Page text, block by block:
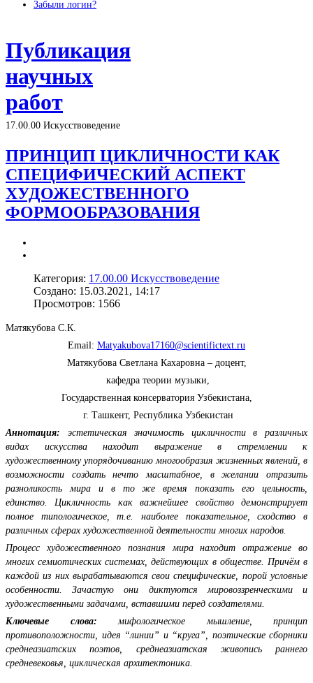
Забыли логин?
Публикация
научных
работ
17.00.00 Искусствоведение
ПРИНЦИП ЦИКЛИЧНОСТИ КАК
СПЕЦИФИЧЕСКИЙ АСПЕКТ
ХУДОЖЕСТВЕННОГО
ФОРМООБРАЗОВАНИЯ
Категория: 17.00.00 Искусствоведение
Создано: 15.03.2021, 14:17
Просмотров: 1566
Матякубова С.К.
Email: Matyakubova17160@scientifictext.ru
Матякубова Светлана Кахаровна – доцент,
кафедра теории музыки,
Государственная консерватория Узбекистана,
г. Ташкент, Республика Узбекистан
Аннотация:
эстетическая значимость цикличности в различных
видах искусства находит выражение в стремлении к
художественному упорядочиванию многообразия жизненных явлений, в
возможности создать нечто масштабное, в желании отразить
разноликость мира и в то же время показать его цельность,
единство. Цикличность как важнейшее свойство демонстрирует
полное типологическое, т.е. наиболее показательное, сходство в
различных сферах художественной деятельности многих народов.
Процесс художественного познания мира находит отражение во
многих семиотических системах, действующих в обществе. Причём в
каждой из них вырабатываются свои специфические, порой условные
особенности. Зачастую они диктуются мировоззренческими и
художественными задачами, вставшими перед создателями.
Ключевые слова: мифологическое мышление, принцип
противоположности, идея “линии” и “круга”, поэтическиесборники
среднеазиатских поэтов, среднеазиатская живопись раннего
средневековья циклическая архитектоника.